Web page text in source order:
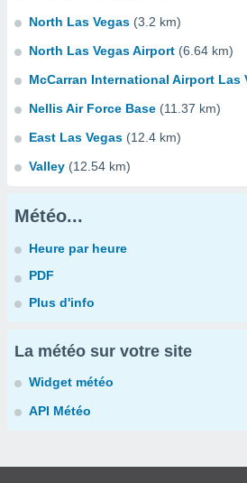
North Las Vegas (3.2 km)
North Las Vegas Airport (6.64 km)
McCarran International Airport Las
Nellis Air Force Base (11.37 km)
East Las Vegas (12.4 km)
Valley (12.54 km)
Météo...
Heure par heure
PDF
Plus d'info
La météo sur votre site
Widget météo
API Météo